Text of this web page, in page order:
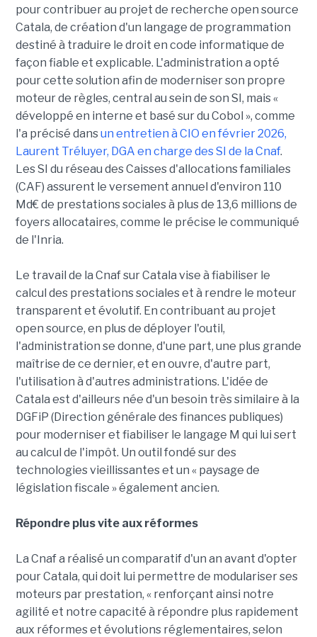
pour contribuer au projet de recherche open source
Catala, de création d'un langage de programmation
destiné à traduire le droit en code informatique de
façon fiable et explicable. L'administration a opté
pour cette solution afin de moderniser son propre
moteur de règles, central au sein de son SI, mais «
développé en interne et basé sur du Cobol », comme
l'a précisé dansun entretien à CIO en février 2026,
Laurent Tréluyer, DGA en charge des SI de la Cnaf.
Les SI du réseau des Caisses d'allocations familiales
(CAF) assurent le versement annuel d'environ 110
Md€ de prestations sociales à plus de 13,6 millions de
foyers allocataires, comme le précise le communiqué
de l'Inria.
Le travail de la Cnaf sur Catala vise à fiabiliser le
calcul des prestations sociales et à rendre le moteur
transparent et évolutif. En contribuant au projet
open source, en plus de déployer l'outil,
l'administration se donne, d'une part, une plus grande
maîtrise de ce dernier, et en ouvre, d'autre part,
l'utilisation à d'autres administrations. L'idée de
Catala est d'ailleurs née d'un besoin très similaire à la
DGFiP (Direction générale des finances publiques)
pour moderniser et fiabiliser le langage M qui lui sert
au calcul de l'impôt. Un outil fondé sur des
technologies vieillissantes et un « paysage de
législation fiscale » également ancien.
Répondre plus vite aux réformes
La Cnaf a réalisé un comparatif d'un an avant d'opter
pour Catala, qui doit lui permettre de modulariser ses
moteurs par prestation, « renforçant ainsi notre
agilité et notre capacité à répondre plus rapidement
aux réformes et évolutions réglementaires, selon